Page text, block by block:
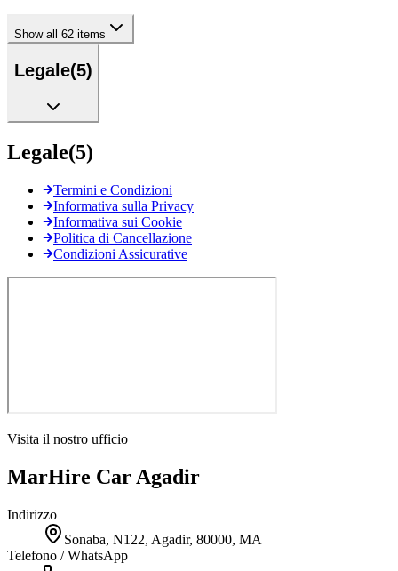
Show all 62 items
Legale(5)
Legale(5)
Termini e Condizioni
Informativa sulla Privacy
Informativa sui Cookie
Politica di Cancellazione
Condizioni Assicurative
Visita il nostro ufficio
MarHire Car Agadir
Indirizzo
Sonaba, N122, Agadir, 80000, MA
Telefono / WhatsApp